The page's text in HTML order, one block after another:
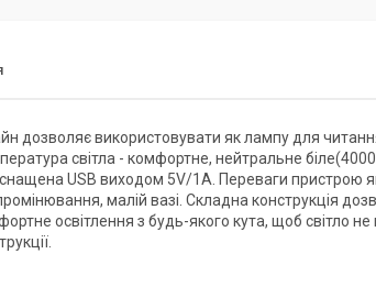
дозволяє використовувати як лампу для
світла - комфортне, нейтральне
USB виходом 5V/1A. Переваги пристрою
малій вазі. Складна конструкція
освітлення з будь-якого кута, щоб світло не